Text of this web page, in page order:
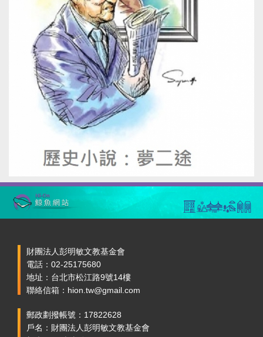
財團法人彭明敏文教基金會
電話：02-25175680
地址：台北市松江路9號14樓
聯絡信箱：hion.tw@gmail.com
郵政劃撥帳號：17822628
戶名：財團法人彭明敏文教基金會